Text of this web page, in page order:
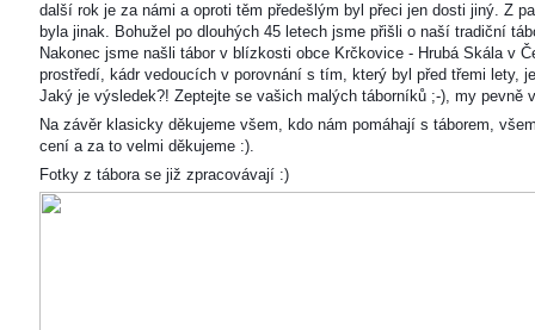
další rok je za námi a oproti těm předešlým byl přeci jen dosti jiný. Z
byla jinak. Bohužel po dlouhých 45 letech jsme přišli o naší tradiční
Nakonec jsme našli tábor v blízkosti obce Krčkovice - Hrubá Skála v
prostředí, kádr vedoucích v porovnání s tím, který byl před třemi lety,
Jaký je výsledek?! Zeptejte se vašich malých táborníků ;-), my pevně
Na závěr klasicky děkujeme všem, kdo nám pomáhají s táborem,
cení a za to velmi děkujeme :).
Fotky z tábora se již zpracovávají :)